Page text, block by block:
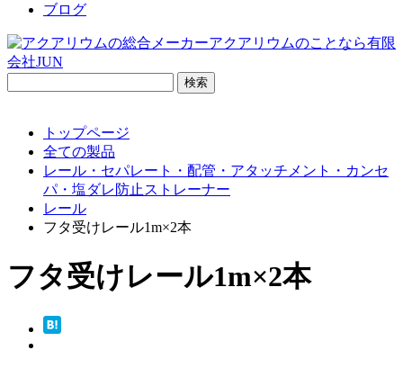
ブログ
トップページ
全ての製品
レール・セパレート・配管・アタッチメント・カンセ
パ・塩ダレ防止ストレーナー
レール
フタ受けレール1m×2本
フタ受けレール1m×2本